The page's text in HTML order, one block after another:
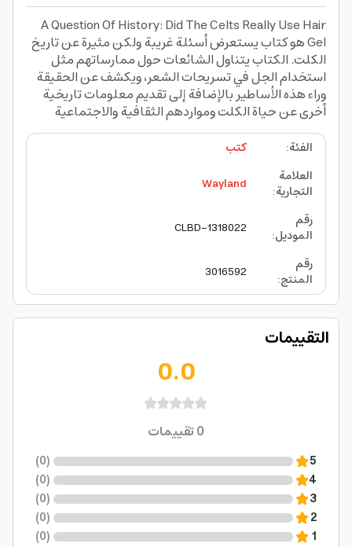
A Question Of History: Did The Celts Really Use Hair
Gel هو كتاب يستعرض أسئلة غريبة ولكن مثيرة عن تاريخ
الكلت. الكتاب يتناول الشائعات حول ممارساتهم مثل
استخدام الجل في تسريحات الشعر، ويكشف عن الحقيقة
وراء هذه الأساطير بالإضافة إلى تقديم معلومات تاريخية
أخرى عن حياة الكلت ومواردهم الثقافية والاجتماعية
الفئة:
كتب
العلامة
التجارية:
Wayland
رقم
الموديل:
CLBD-1318022
رقم
المنتج:
3016592
التقييمات
0.0
0تقييمات
5
(
0
)
4
(
0
)
3
(
0
)
2
(
0
)
1
(
0
)